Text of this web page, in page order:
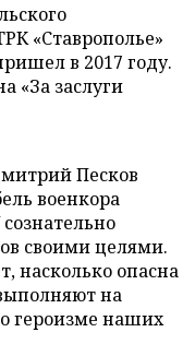
«Ставрополье»
в 2017 году.
«За заслуги
Песков
военкора
своими целями.
насколько опасна
на
героизме наших